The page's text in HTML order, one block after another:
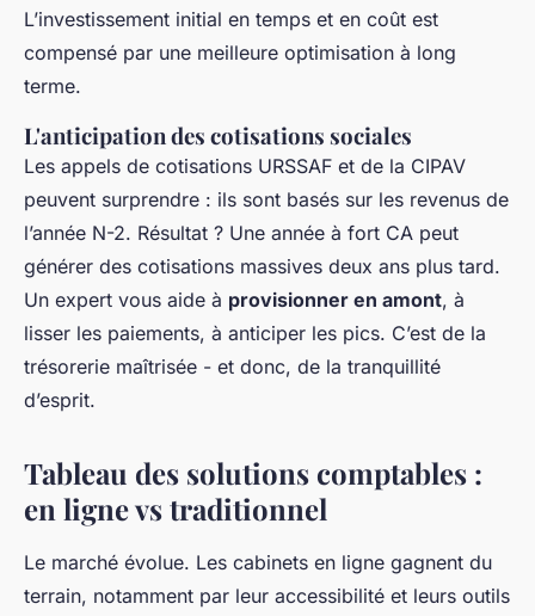
L’investissement initial en temps et en coût est
compensé par une meilleure optimisation à long
terme.
L'anticipation des cotisations sociales
Les appels de cotisations URSSAF et de la CIPAV
peuvent surprendre : ils sont basés sur les revenus de
l’année N-2. Résultat ? Une année à fort CA peut
générer des cotisations massives deux ans plus tard.
Un expert vous aide à provisionner en amont, à
lisser les paiements, à anticiper les pics. C’est de la
trésorerie maîtrisée - et donc, de la tranquillité
d’esprit.
Tableau des solutions comptables :
en ligne vs traditionnel
Le marché évolue. Les cabinets en ligne gagnent du
terrain, notamment par leur accessibilité et leurs outils